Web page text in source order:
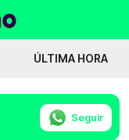
ÚLTIMA HORA
Seguir